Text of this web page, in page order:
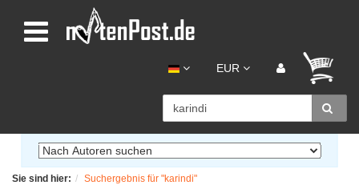
EUR
Sie sind hier: Suchergebnis für "karindi"